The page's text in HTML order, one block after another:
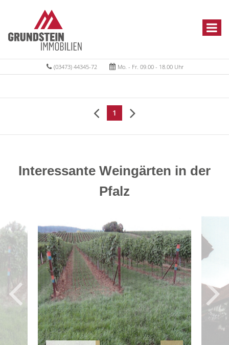
(03473) 44345-72 Mo. - Fr. 09.00 - 18.00 Uhr
1
Interessante Weingärten in der
Pfalz